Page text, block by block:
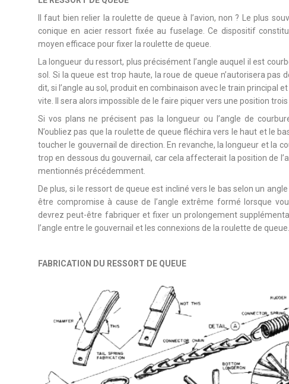
Il faut bien relier la roulette de queue à l’avion, non ? Le plus
conique en acier ressort fixée au fuselage. Ce dispositif
moyen efficace pour fixer la roulette de queue.
La longueur du ressort, plus précisément l’angle auquel il est
sol. Si la queue est trop haute, la roue de queue n’autorisera
dit, si l’angle au sol, produit en combinaison avec le train principal
vite. Il sera alors impossible de le faire piquer vers une position
Si vos plans ne précisent pas la longueur ou l’angle de
N’oubliez pas que la roulette de queue fléchira vers le haut et le
toucher le gouvernail de direction. En revanche, la longueur et la
trop en dessous du gouvernail, car cela affecterait la position de
mentionnés précédemment.
De plus, si le ressort de queue est incliné vers le bas selon un
être compromise à cause de l’angle extrême formé lorsque
devrez peut-être fabriquer et fixer un prolongement
l’angle entre le gouvernail et les connexions de la roulette de queue.
FABRICATION DU RESSORT DE QUEUE